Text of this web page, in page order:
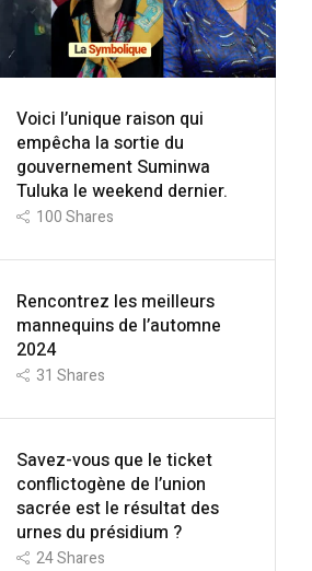
Voici l’unique raison qui
empêcha la sortie du
gouvernement Suminwa
Tuluka le weekend dernier.
100Shares
Rencontrez les meilleurs
mannequins de l’automne
2024
31 Shares
Savez-vous que le ticket
conflictogène de l’union
sacrée est le résultat des
urnes du présidium ?
24Shares